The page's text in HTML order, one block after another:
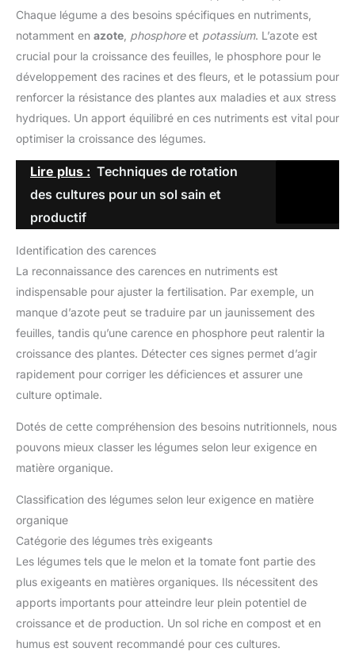
Chaque légume a des besoins spécifiques en nutriments,
notamment en azote phosphoreet potassium. L’azote est
crucial pour la croissance des feuilles, le phosphore pour le
développement des racines et des fleurs, et le potassium pour
renforcer la résistance des plantes aux maladies et aux stress
hydriques. Un apport équilibré en ces nutriments est vital pour
optimiser la croissance des légumes.
Lire plus : Techniques de rotation
des cultures pour un sol sain et
productif
Identification des carences
La reconnaissance des carences en nutriments est
indispensable pour ajuster la fertilisation. Par exemple, un
manque d’azote peut se traduire par un jaunissement des
feuilles, tandis qu’une carence en phosphore peut ralentir la
croissance des plantes. Détecter ces signes permet d’agir
rapidement pour corriger les déficiences et assurer une
culture optimale.
Dotés de cette compréhension des besoins nutritionnels, nous
pouvons mieux classer les légumes selon leur exigence en
matière organique.
Classification des légumes selon leur exigence en matière
organique
Catégorie des légumes très exigeants
Les légumes tels que le melon et la tomate font partie des
plus exigeants en matières organiques. Ils nécessitent des
apports importants pour atteindre leur plein potentiel de
croissance et de production. Un sol riche en compost et en
humus est souvent recommandé pour ces cultures.